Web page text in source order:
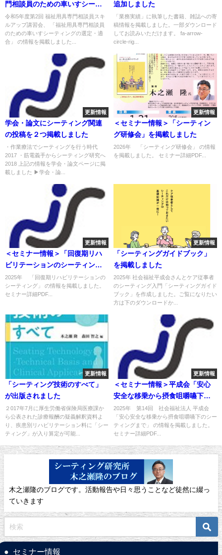
門相談員のための車いすシーテ
ィングの選定・適合」福祉用具
専門相談員スキルアップ講習会
を掲載しました
令和5年度第2回 福祉用具専門相談員スキ
ルアップ講習会、 「福祉用具専門相談員
のための車いすシーティングの選定・適
合」 の情報を掲載しました...
追加しました
「業務実績」に執筆した書籍、雑誌への寄
稿情報を掲載しました。一部ダウンロード
してお読みいただけます。 fa-arrow-
circle-rig...
更新情報
学会・論文にシーティング関連
の投稿を２つ掲載しました
・作業療法でシーティングを行う時代
2017 ・筋電義手からシーティング研究へ
2018 上記の情報を学会・論文ページに掲
載しました ▶学会・論...
更新情報
＜セミナー情報＞「シーティン
グ研修会」を掲載しました
2026年 「シーティング研修会」 の情報
を掲載しました。 セミナー詳細PDF...
更新情報
＜セミナー情報＞「回復期リハ
ビリテーションのシーティン
グ」を掲載しました
2025年 「回復期リハビリテーションの
シーティング」 の情報を掲載しました。
セミナー詳細PDF...
更新情報
「シーティングガイドブック」
を掲載しました
2025年 社会福祉平成会さんとケア従事者
のシーティング入門「シーティングガイド
ブック」を作成しました。ご覧になりたい
方は下のダウンロードか...
更新情報
「シーティング技術のすべて」
が出版されました
２017年7月に厚生労働省保険局医療課か
ら公表された診療報酬の疑義解釈資料よ
り、疾患別リハビリテーション料に「シー
ティング」が入り算定が可能...
更新情報
＜セミナー情報＞平成会「安心
安全な移乗から摂食咀嚼嚥下の
シーティングまで」を掲載しま
した
2025年 第14回 社会福祉法人 平成会
「安心安全な移乗から摂食咀嚼嚥下のシー
ティングまで」 の情報を掲載しました。
セミナー詳細PDF...
木之瀬隆のブログです。活動報告や日々思うことなど徒然に綴っ
ていきます
セミナー情報